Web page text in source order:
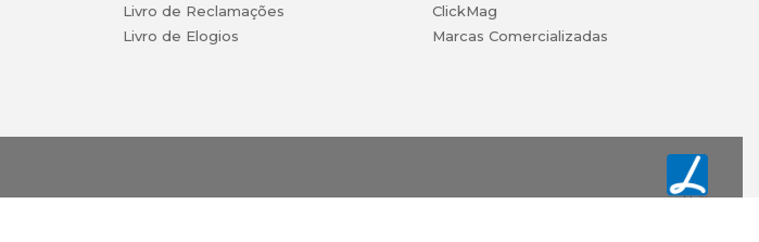
Livro de Reclamações
Livro de Elogios
ClickMag
Marcas Comercializadas